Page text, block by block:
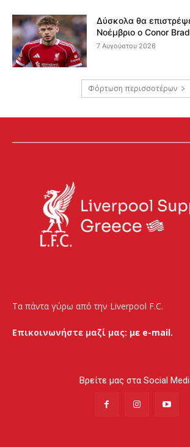
Δύσκολα θα
Νοέμβριο ο Conor
7 Αυγούστου 2026
Φόρτωση περισσοτέρων
Τα πάντα γύρω από την Liverpool F.C.
Επικοινωνήστε μαζί μας: με e-mail.
Βρείτε μας στα Social